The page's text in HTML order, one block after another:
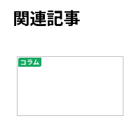
関連記事
コラム